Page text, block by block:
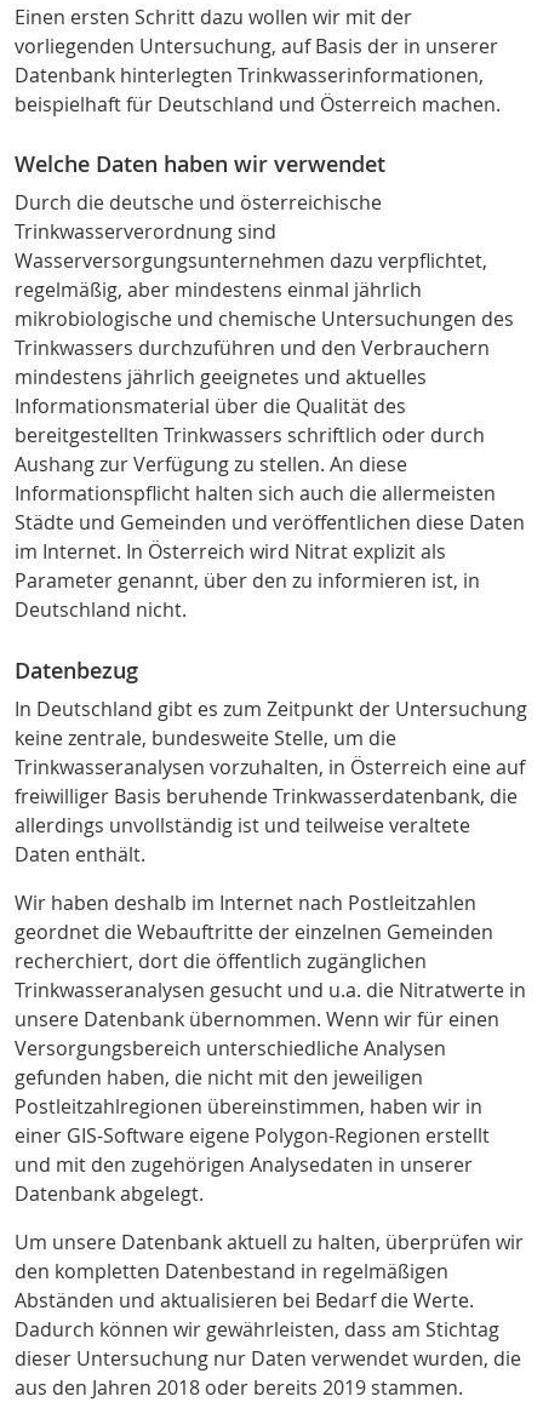
Einen ersten Schritt dazu wollen wir mit der
vorliegenden Untersuchung, auf Basis der in unserer
Datenbank hinterlegten Trinkwasserinformationen,
beispielhaft für Deutschland und Österreich machen.
Welche Daten haben wir verwendet
Durch die deutsche und österreichische
Trinkwasserverordnung sind
Wasserversorgungsunternehmen dazu verpflichtet,
regelmäßig, aber mindestens einmal jährlich
mikrobiologische und chemische Untersuchungen des
Trinkwassers durchzuführen und den Verbrauchern
mindestens jährlich geeignetes und aktuelles
Informationsmaterial über die Qualität des
bereitgestellten Trinkwassers schriftlich oder durch
Aushang zur Verfügung zu stellen. An diese
Informationspflicht halten sich auch die allermeisten
Städte und Gemeinden und veröffentlichen diese Daten
im Internet. In Österreich wird Nitrat explizit als
Parameter genannt, über den zu informieren ist, in
Deutschland nicht.
Datenbezug
In Deutschland gibt es zum Zeitpunkt der Untersuchung
keine zentrale, bundesweite Stelle, um die
Trinkwasseranalysen vorzuhalten, in Österreich eine auf
freiwilliger Basis beruhende Trinkwasserdatenbank, die
allerdings unvollständig ist und teilweise veraltete
Daten enthält.
Wir haben deshalb im Internet nach Postleitzahlen
geordnet die Webauftritte der einzelnen Gemeinden
recherchiert, dort die öffentlich zugänglichen
Trinkwasseranalysen gesucht und u.a. die Nitratwerte in
unsere Datenbank übernommen. Wenn wir für einen
Versorgungsbereich unterschiedliche Analysen
gefunden haben, die nicht mit den jeweiligen
Postleitzahlregionen übereinstimmen, haben wir in
einer GIS-Software eigene Polygon-Regionen erstellt
und mit den zugehörigen Analysedaten in unserer
Datenbank abgelegt.
Um unsere Datenbank aktuell zu halten, überprüfen wir
den kompletten Datenbestand in regelmäßigen
Abständen und aktualisieren bei Bedarf die Werte.
Dadurch können wir gewährleisten, dass am Stichtag
dieser Untersuchung nur Daten verwendet wurden, die
aus den Jahren 2018 oder bereits 2019 stammen.